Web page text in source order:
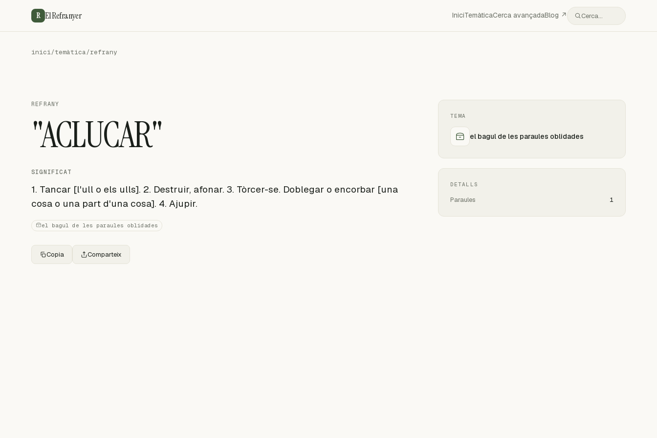
R El Refranyer IniciTemàticaCerca avançadaBlog ↗ Cerca…
inici/temàtica/refrany
REFRANY
"ACLUCAR"
SIGNIFICAT
1. Tancar [l'ull o els ulls]. 2. Destruir, afonar. 3. Tòrcer-se. Doblegar o encorbar [una
cosa o una part d'una cosa]. 4. Ajupir.
el bagul de les paraules oblidades
Copia Comparteix
TEMA
el bagul de les paraules oblidades
DETALLS
Paraules 1